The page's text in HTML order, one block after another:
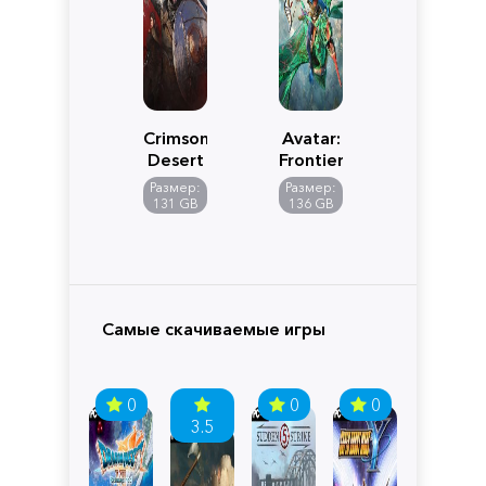
Crimson
Desert
Размер:
131 GB
Avatar:
Frontiers
of
Pandora
Размер:
136 GB
Самые скачиваемые игры
0
3.5
0 0